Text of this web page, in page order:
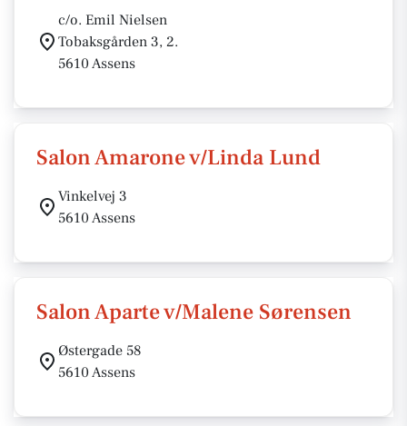
c/o. Emil Nielsen
Tobaksgården 3, 2.
5610 Assens
Salon Amarone v/Linda Lund
Vinkelvej 3
5610 Assens
Salon Aparte v/Malene Sørensen
Østergade 58
5610 Assens